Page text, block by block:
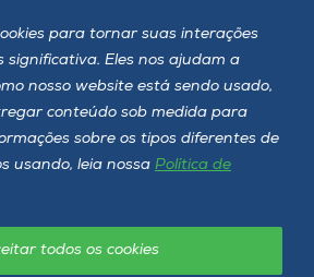
para tornar suas interações
significativa. Eles nos ajudam a
nosso website está sendo usado,
conteúdo sob medida para
sobre os tipos diferentes de
usando, leia nossa Política de
todos os cookies
LGPD